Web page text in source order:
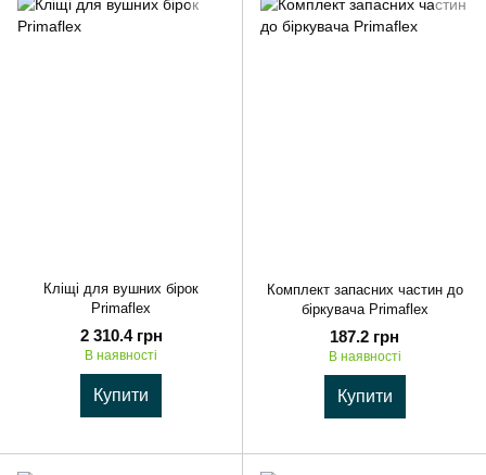
Кліщі для вушних бірок
Primaflex
2 310.4 грн
В наявності
Купити
Комплект запасних частин до
біркувача Primaflex
187.2 грн
В наявності
Купити